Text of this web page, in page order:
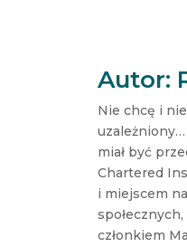
Autor:
Nie chcę i
uzależniony…
miał być
Chartered
i miejscem
członkiem